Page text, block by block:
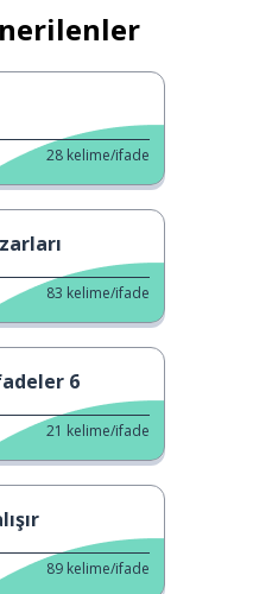
28 kelime/ifade
83 kelime/ifade
6
21 kelime/ifade
89 kelime/ifade